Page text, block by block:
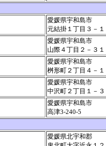
愛媛県宇和島市
元結掛１丁目３－
愛媛県宇和島市
山際４丁目２－３１
愛媛県宇和島市
桝形町２丁目４－
愛媛県宇和島市
中沢町２丁目１－
愛媛県宇和島市
高津3-240-5
愛媛県北宇和郡